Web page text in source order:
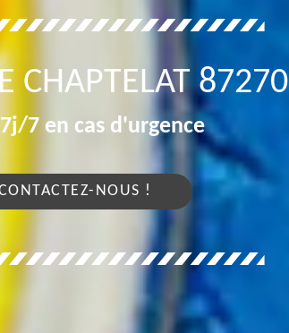
CHAPTELAT 87270
7 en cas d'urgence
NOUS !